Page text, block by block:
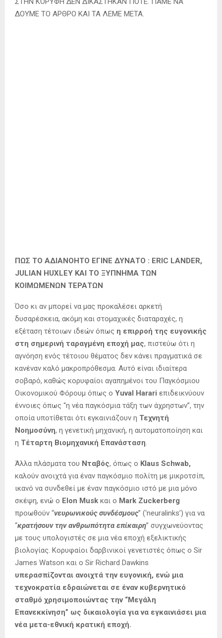
ΔΟΥΜΕ ΤΟ ΑΡΘΡΟ ΚΑΙ ΤΑ ΛΕΜΕ ΜΕΤΑ.
ΠΩΣ ΤΟ ΑΔΙΑΝΟΗΤΟ ΕΓΙΝΕ ΔΥΝΑΤΟ : ERIC LANDER,
JULIAN HUXLEY ΚΑΙ ΤΟ ΞΥΠΝΗΜΑ ΤΩΝ
ΚΟΙΜΩΜΕΝΩΝ ΤΕΡΑΤΩΝ
Όσο κι αν μπορεί να μας προκαλέσει αρκετή
δυσαρέσκεια, ακόμη και στομαχικές διαταραχές, η
εξέταση τέτοιων ιδεών όπως η επιρροή της ευγονικής
στη σημερινή ταραγμένη εποχή μας, πιστεύω ότι η
αγνόηση ενός τέτοιου θέματος δεν κάνει πραγματικά σε
κανέναν καλό μακροπρόθεσμα. Αυτό είναι ιδιαίτερα
σοβαρό, καθώς κορυφαίοι αγαπημένοι του Παγκόσμιου
Οικονομικού Φόρουμ όπως ο Yuval Harari επιδεικνύουν
έννοιες όπως “η νέα παγκόσμια τάξη των άχρηστων”, την
οποία υποτίθεται ότι εγκαινιάζουν η Τεχνητή
Νοημοσύνη, η γενετική μηχανική, η αυτοματοποίηση και
η Τέταρτη Βιομηχανική Επανάσταση.
Άλλα πλάσματα του Νταβός, όπως ο Klaus Schwab,
καλούν ανοιχτά για έναν παγκόσμιο πολίτη με μικροτσίπ,
ικανό να συνδεθεί με έναν παγκόσμιο ιστό με μια μόνο
σκέψη, ενώ ο Elon Musk και ο Mark Zuckerberg
προωθούν “νευρωνικούς συνδέσμους” (‘neuralinks’) για να
“κρατήσουν την ανθρωπότητα επίκαιρη” συγχωνεύοντας
με τους υπολογιστές σε μια νέα εποχή εξελικτικής
βιολογίας. Κορυφαίοι δαρβινικοί γενετιστές όπως ο Sir
James Watson και ο Sir Richard Dawkins
υπερασπίζονται ανοιχτά την ευγονική, ενώ μια
τεχνοκρατία εδραιώνεται σε έναν κυβερνητικό
σταθμό χρησιμοποιώντας την “Μεγάλη
Επανεκκίνηση” ως δικαιολογία για να εγκαινιάσει μια
νέα μετα-εθνική κρατική εποχή.